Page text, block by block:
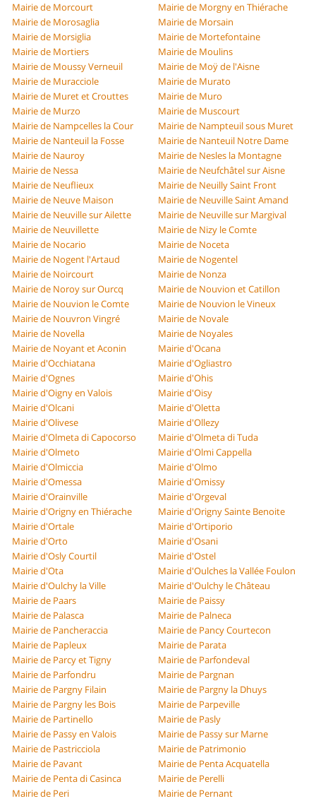
Mairie de Morcourt
Mairie de Morgny en Thiérache
Mairie de Morosaglia
Mairie de Morsain
Mairie de Morsiglia
Mairie de Mortefontaine
Mairie de Mortiers
Mairie de Moulins
Mairie de Moussy Verneuil
Mairie de Moÿ de l'Aisne
Mairie de Muracciole
Mairie de Murato
Mairie de Muret et Crouttes
Mairie de Muro
Mairie de Murzo
Mairie de Muscourt
Mairie de Nampcelles la Cour
Mairie de Nampteuil sous Muret
Mairie de Nanteuil la Fosse
Mairie de Nanteuil Notre Dame
Mairie de Nauroy
Mairie de Nesles la Montagne
Mairie de Nessa
Mairie de Neufchâtel sur Aisne
Mairie de Neuflieux
Mairie de Neuilly Saint Front
Mairie de Neuve Maison
Mairie de Neuville Saint Amand
Mairie de Neuville sur Ailette
Mairie de Neuville sur Margival
Mairie de Neuvillette
Mairie de Nizy le Comte
Mairie de Nocario
Mairie de Noceta
Mairie de Nogent l'Artaud
Mairie de Nogentel
Mairie de Noircourt
Mairie de Nonza
Mairie de Noroy sur Ourcq
Mairie de Nouvion et Catillon
Mairie de Nouvion le Comte
Mairie de Nouvion le Vineux
Mairie de Nouvron Vingré
Mairie de Novale
Mairie de Novella
Mairie de Noyales
Mairie de Noyant et Aconin
Mairie d'Ocana
Mairie d'Occhiatana
Mairie d'Ogliastro
Mairie d'Ognes
Mairie d'Ohis
Mairie d'Oigny en Valois
Mairie d'Oisy
Mairie d'Olcani
Mairie d'Oletta
Mairie d'Olivese
Mairie d'Ollezy
Mairie d'Olmeta di Capocorso
Mairie d'Olmeta di Tuda
Mairie d'Olmeto
Mairie d'Olmi Cappella
Mairie d'Olmiccia
Mairie d'Olmo
Mairie d'Omessa
Mairie d'Omissy
Mairie d'Orainville
Mairie d'Orgeval
Mairie d'Origny en Thiérache
Mairie d'Origny Sainte Benoite
Mairie d'Ortale
Mairie d'Ortiporio
Mairie d'Orto
Mairie d'Osani
Mairie d'Osly Courtil
Mairie d'Ostel
Mairie d'Ota
Mairie d'Oulches la Vallée Foulon
Mairie d'Oulchy la Ville
Mairie d'Oulchy le Château
Mairie de Paars
Mairie de Paissy
Mairie de Palasca
Mairie de Palneca
Mairie de Pancheraccia
Mairie de Pancy Courtecon
Mairie de Papleux
Mairie de Parata
Mairie de Parcy et Tigny
Mairie de Parfondeval
Mairie de Parfondru
Mairie de Pargnan
Mairie de Pargny Filain
Mairie de Pargny la Dhuys
Mairie de Pargny les Bois
Mairie de Parpeville
Mairie de Partinello
Mairie de Pasly
Mairie de Passy en Valois
Mairie de Passy sur Marne
Mairie de Pastricciola
Mairie de Patrimonio
Mairie de Pavant
Mairie de Penta Acquatella
Mairie de Penta di Casinca
Mairie de Perelli
Mairie de Peri
Mairie de Pernant